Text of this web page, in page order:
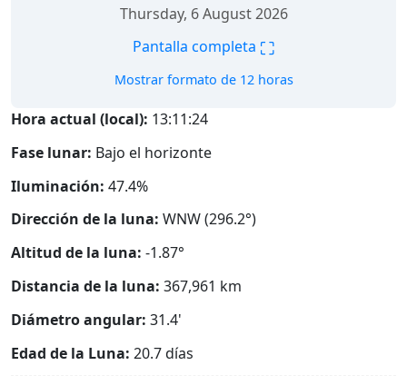
Thursday, 6 August 2026
Pantalla completa ⛶
Mostrar formato de 12 horas
Hora actual (local): 13:11:25
Fase lunar: Bajo el horizonte
Iluminación: 47.4%
Dirección de la luna: WNW (296.2°)
Altitud de la luna: -1.87°
Distancia de la luna: 367,961 km
Diámetro angular: 31.4'
Edad de la Luna: 20.7 días